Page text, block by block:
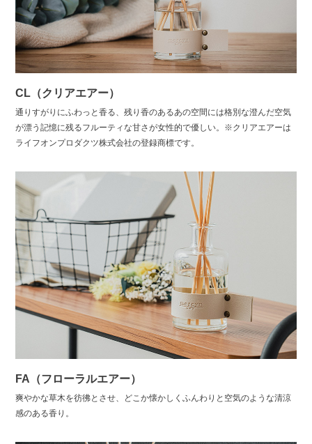
CL（クリアエアー）
通りすがりにふわっと香る、残り香のあるあの空間には格別な澄んだ空気
が漂う記憶に残るフルーティな甘さが女性的で優しい。※クリアエアーは
ライフオンプロダクツ株式会社の登録商標です。
FA（フローラルエアー）
爽やかな草木を彷彿とさせ、どこか懐かしくふんわりと空気のような清涼
感のある香り。